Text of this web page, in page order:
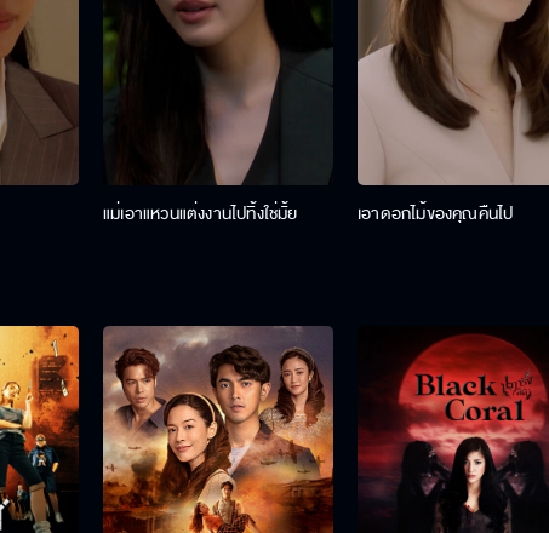
แม่เอาแหวนแต่งงานไปทิ้งใช่มั้ย เอาดอกไม้ของคุณคืนไป